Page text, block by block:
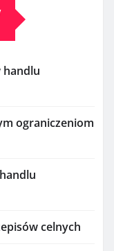
handlu
ograniczeniom
celnych